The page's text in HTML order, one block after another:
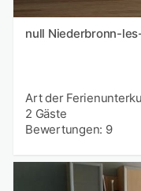
null Niederbronn-
Art der
2 Gäste
Bewertungen: 9